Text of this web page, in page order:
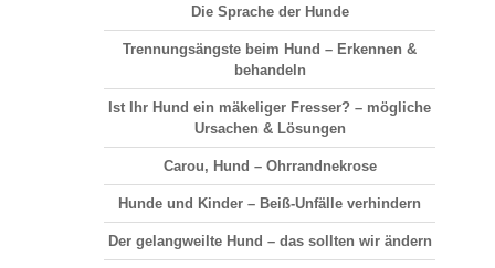
Die Sprache der Hunde
Trennungsängste beim Hund – Erkennen &
behandeln
Ist Ihr Hund ein mäkeliger Fresser? – mögliche
Ursachen & Lösungen
Carou, Hund – Ohrrandnekrose
Hunde und Kinder – Beiß-Unfälle verhindern
Der gelangweilte Hund – das sollten wir ändern